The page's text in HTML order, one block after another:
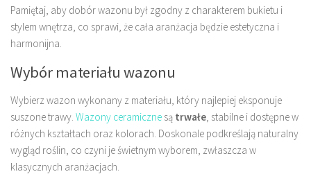
Pamiętaj, aby dobór wazonu był zgodny z charakterem bukietu i
stylem wnętrza, co sprawi, że cała aranżacja będzie estetyczna i
harmonijna.
Wybór materiału wazonu
Wybierz wazon wykonany z materiału, który najlepiej eksponuje
suszone trawy. Wazony ceramiczne są trwałe , stabilne i dostępne w
różnych kształtach oraz kolorach. Doskonale podkreślają naturalny
wygląd roślin, co czyni je świetnym wyborem, zwłaszcza w
klasycznych aranżacjach.